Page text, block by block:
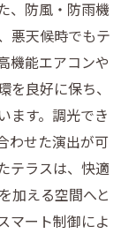
、防風・防雨機
悪天候時でもテ
機能エアコンや
を良好に保ち、
ます。調光でき
わせた演出が可
テラスは、快適
加える空間へと
マート制御によ